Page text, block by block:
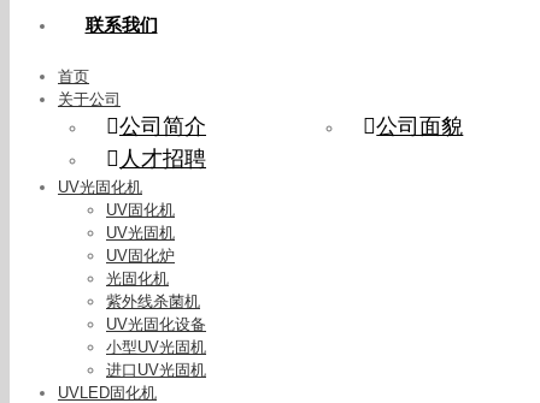
联系我们
首页
关于公司
公司简介
公司面貌
人才招聘
UV光固化机
UV固化机
UV光固机
UV固化炉
光固化机
紫外线杀菌机
UV光固化设备
小型UV光固机
进口UV光固机
UVLED固化机